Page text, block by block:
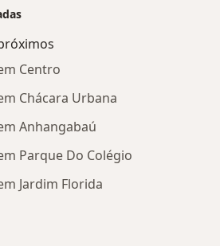
Centro
Chácara Urbana
Anhangabaú
Parque Do Colégio
Jardim Florida